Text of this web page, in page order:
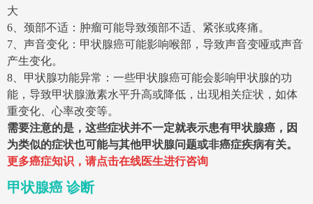
大
6、颈部不适：肿瘤可能导致颈部不适、紧张或疼痛。
7、声音变化：甲状腺癌可能影响喉部，导致声音变哑或声音
产生变化。
8、甲状腺功能异常：一些甲状腺癌可能会影响甲状腺的功
能，导致甲状腺激素水平升高或降低，出现相关症状，如体
重变化、心率改变等。
需要注意的是，这些症状并不一定就表示患有甲状腺癌，因
为类似的症状也可能与其他甲状腺问题或非癌症疾病有关。
更多癌症知识，请点击在线医生进行咨询
甲状腺癌 诊断